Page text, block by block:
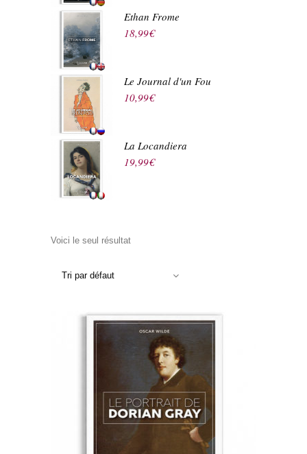
Ethan Frome
18,99€
Le Journal d'un Fou
10,99€
La Locandiera
19,99€
Voici le seul résultat
Tri par défaut